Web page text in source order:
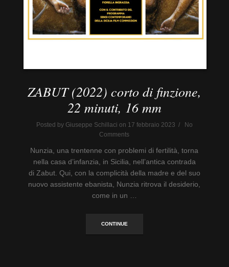
ZABUT (2022) corto di finzione,
22 minuti, 16 mm
Posted by Giuseppe Schillaci on 17 febbraio 2023 / No
Comments
Nunzia, una trentenne con problemi di fertilità, torna
nella casa d’infanzia, in Sicilia, nell’antica contrada
di Zabut. Qui, con la complicità della madre e del suo
nuovo assistente ebanista, Nunzia ritrova il desiderio,
come in un …
CONTINUE